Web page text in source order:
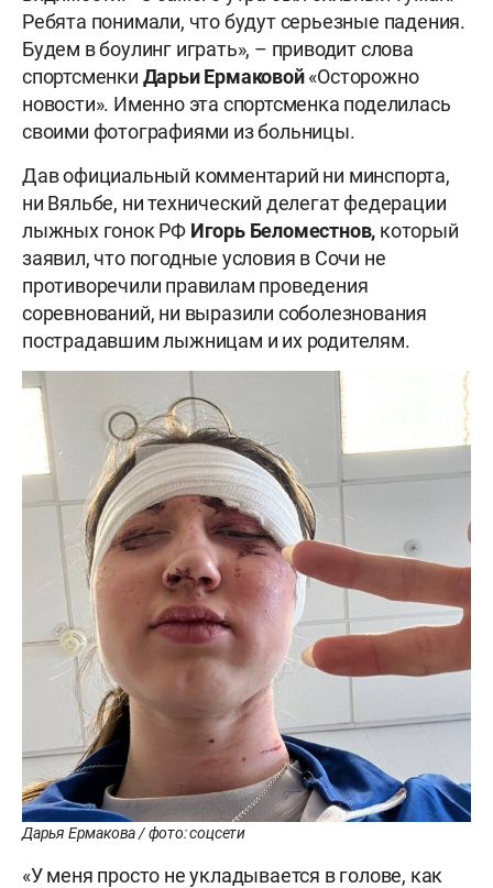
Ребята понимали, что будут серьезные падения.
Будем в боулинг играть», – приводит слова
спортсменки Дарьи Ермаковой«Осторожно
новости». Именно эта спортсменка поделилась
своими фотографиями из больницы.
Дав официальный комментарий ни минспорта,
ни Вяльбе, ни технический делегат федерации
лыжных гонок РФ Игорь Беломестнов, который
заявил, что погодные условия в Сочи не
противоречили правилам проведения
соревнований, ни выразили соболезнования
пострадавшим лыжницам и их родителям.
Дарья Ермакова / фото: соцсети
«У меня просто не укладывается в голове, как